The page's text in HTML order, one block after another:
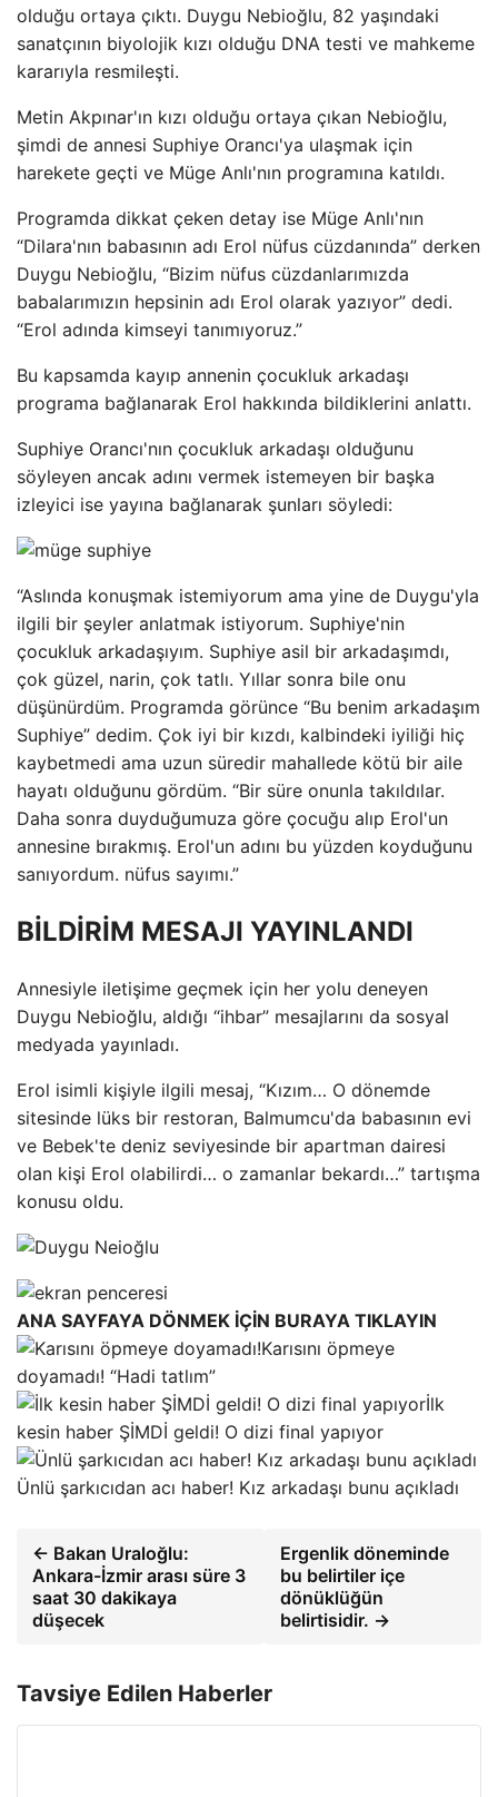
olduğu ortaya çıktı. Duygu Nebioğlu, 82 yaşındaki
sanatçının biyolojik kızı olduğu DNA testi ve mahkeme
kararıyla resmileşti.
Metin Akpınar'ın kızı olduğu ortaya çıkan Nebioğlu,
şimdi de annesi Suphiye Orancı'ya ulaşmak için
harekete geçti ve Müge Anlı'nın programına katıldı.
Programda dikkat çeken detay ise Müge Anlı'nın
“Dilara'nın babasının adı Erol nüfus cüzdanında” derken
Duygu Nebioğlu, “Bizim nüfus cüzdanlarımızda
babalarımızın hepsinin adı Erol olarak yazıyor” dedi.
“Erol adında kimseyi tanımıyoruz.”
Bu kapsamda kayıp annenin çocukluk arkadaşı
programa bağlanarak Erol hakkında bildiklerini anlattı.
Suphiye Orancı'nın çocukluk arkadaşı olduğunu
söyleyen ancak adını vermek istemeyen bir başka
izleyici ise yayına bağlanarak şunları söyledi:
“Aslında konuşmak istemiyorum ama yine de Duygu'yla
ilgili bir şeyler anlatmak istiyorum. Suphiye'nin
çocukluk arkadaşıyım. Suphiye asil bir arkadaşımdı,
çok güzel, narin, çok tatlı. Yıllar sonra bile onu
düşünürdüm. Programda görünce “Bu benim arkadaşım
Suphiye” dedim. Çok iyi bir kızdı, kalbindeki iyiliği hiç
kaybetmedi ama uzun süredir mahallede kötü bir aile
hayatı olduğunu gördüm. “Bir süre onunla takıldılar.
Daha sonra duyduğumuza göre çocuğu alıp Erol'un
annesine bırakmış. Erol'un adını bu yüzden koyduğunu
sanıyordum. nüfus sayımı.”
BİLDİRİM MESAJI YAYINLANDI
Annesiyle iletişime geçmek için her yolu deneyen
Duygu Nebioğlu, aldığı “ihbar” mesajlarını da sosyal
medyada yayınladı.
Erol isimli kişiyle ilgili mesaj, “Kızım… O dönemde
sitesinde lüks bir restoran, Balmumcu'da babasının evi
ve Bebek'te deniz seviyesinde bir apartman dairesi
olan kişi Erol olabilirdi… o zamanlar bekardı…” tartışma
konusu oldu.
ANA SAYFAYA DÖNMEK İÇİN BURAYA TIKLAYIN
Karısını öpmeye
doyamadı! “Hadi tatlım”
İlk
kesin haber ŞİMDİ geldi! O dizi final yapıyor
Ünlü şarkıcıdan acı haber! Kız arkadaşı bunu açıkladı
← Bakan Uraloğlu:
Ankara-İzmir arası süre 3
saat 30 dakikaya
düşecek
Ergenlik döneminde
bu belirtiler içe
dönüklüğün
belirtisidir. →
Tavsiye Edilen Haberler